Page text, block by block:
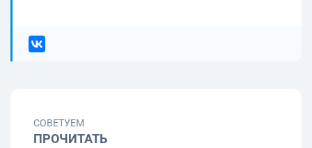
СОВЕТУЕМ
ПРОЧИТАТЬ